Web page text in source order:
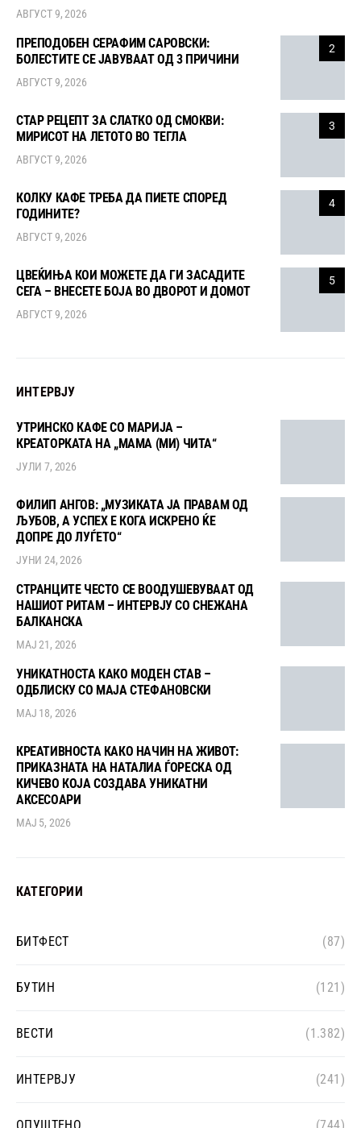
АВГУСТ 9, 2026
2
ПРЕПОДОБЕН СЕРАФИМ САРОВСКИ:
БОЛЕСТИТЕ СЕ ЈАВУВААТ ОД 3 ПРИЧИНИ
АВГУСТ 9, 2026
3
СТАР РЕЦЕПТ ЗА СЛАТКО ОД СМОКВИ:
МИРИСОТ НА ЛЕТОТО ВО ТЕГЛА
АВГУСТ 9, 2026
4
КОЛКУ КАФЕ ТРЕБА ДА ПИЕТЕ СПОРЕД
ГОДИНИТЕ?
АВГУСТ 9, 2026
5
ЦВЕЌИЊА КОИ МОЖЕТЕ ДА ГИ ЗАСАДИТЕ
СЕГА – ВНЕСЕТЕ БОЈА ВО ДВОРОТ И ДОМОТ
АВГУСТ 9, 2026
ИНТЕРВЈУ
УТРИНСКО КАФЕ СО МАРИЈА –
КРЕАТОРКАТА НА „МАМА (МИ) ЧИТА“
ЈУЛИ 7, 2026
ФИЛИП АНГОВ: „МУЗИКАТА ЈА ПРАВАМ ОД
ЉУБОВ, А УСПЕХ Е КОГА ИСКРЕНО ЌЕ
ДОПРЕ ДО ЛУЃЕТО“
ЈУНИ 24, 2026
СТРАНЦИТЕ ЧЕСТО СЕ ВООДУШЕВУВААТ ОД
НАШИОТ РИТАМ – ИНТЕРВЈУ СО СНЕЖАНА
БАЛКАНСКА
МАЈ 21, 2026
УНИКАТНОСТА КАКО МОДЕН СТАВ –
ОДБЛИСКУ СО МАЈА СТЕФАНОВСКИ
МАЈ 18, 2026
КРЕАТИВНОСТА КАКО НАЧИН НА ЖИВОТ:
ПРИКАЗНАТА НА НАТАЛИА ЃОРЕСКА ОД
КИЧЕВО КОЈА СОЗДАВА УНИКАТНИ
АКСЕСОАРИ
МАЈ 5, 2026
КАТЕГОРИИ
БИТФЕСТ (87)
БУТИН (121)
ВЕСТИ (1.382)
ИНТЕРВЈУ (241)